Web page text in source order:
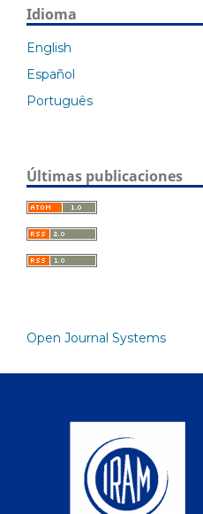
Idioma
English
Español
Português
Últimas publicaciones
Open Journal Systems